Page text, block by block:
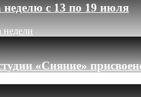
с 13 по 19 июля
недели
«Сияние»